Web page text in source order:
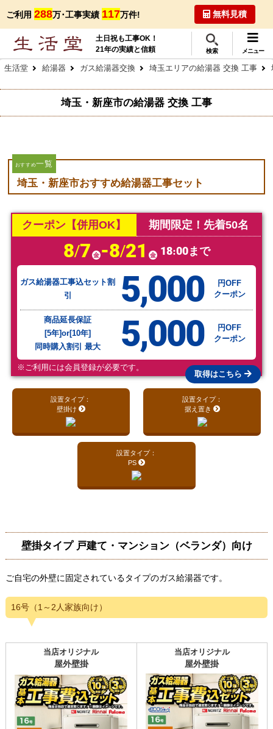
ご利用 288万･工事実績 117万件! 無料見積
土日祝も工事OK！
21年の実績と信頼
検索 メニュー
生活堂 給湯器 ガス給湯器交換 埼玉エリアの給湯器 交換 工事
埼玉・新座市の給湯器 交換 工事
おすすめ一覧
埼玉・新座市おすすめ給湯器工事セット
クーポン【併用OK】 期間限定！先着50名
8/7 金-8/21 金 18:00まで
ガス給湯器工事込セット割
引
5,000
円OFF
クーポン
商品延長保証
[5年]or[10年]
同時購入割引 最大
5,000
円OFF
クーポン
取得はこちら
※ご利用には会員登録が必要です。
設置タイプ：
壁掛け
設置タイプ：
据え置き
設置タイプ：
PS
壁掛タイプ 戸建て・マンション（ベランダ）向け
ご自宅の外壁に固定されているタイプのガス給湯器です。
16号（1～2人家族向け）
当店オリジナル
屋外壁掛
当店オリジナル
屋外壁掛